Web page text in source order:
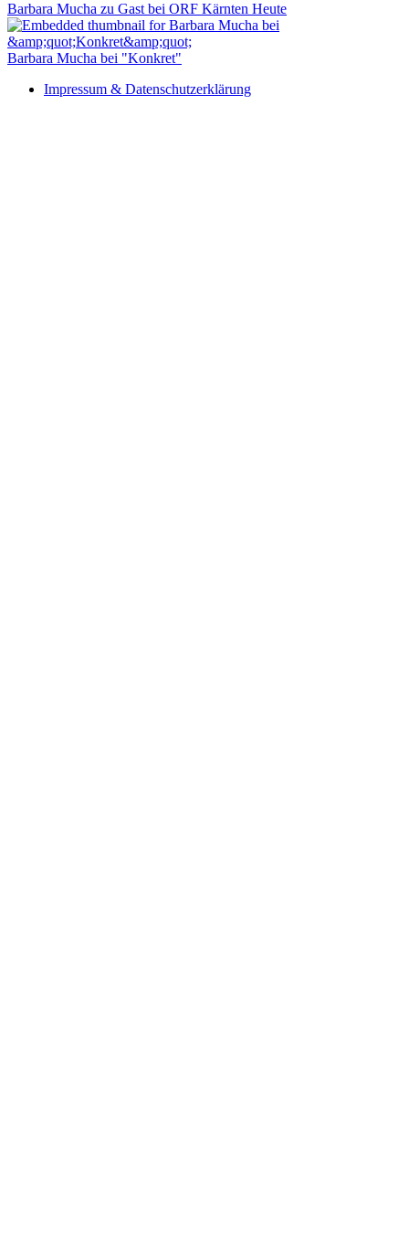
Barbara Mucha zu Gast bei ORF Kärnten Heute
Barbara Mucha bei "Konkret"
Impressum & Datenschutzerklärung